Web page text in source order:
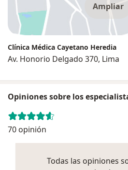
Ampliar
Clínica Médica Cayetano Heredia
Av. Honorio Delgado 370, Lima
Opiniones sobre los
70 opinión
Todas las opiniones